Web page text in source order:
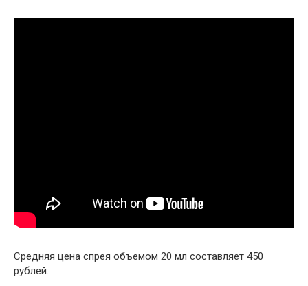
Средняя цена спрея объемом 20 мл составляет 450
рублей.